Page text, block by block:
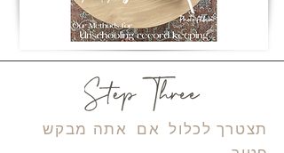
תצטרך לכלול אם
אתה מבקש